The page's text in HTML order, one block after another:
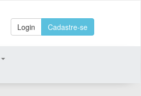
Login Cadastre-se